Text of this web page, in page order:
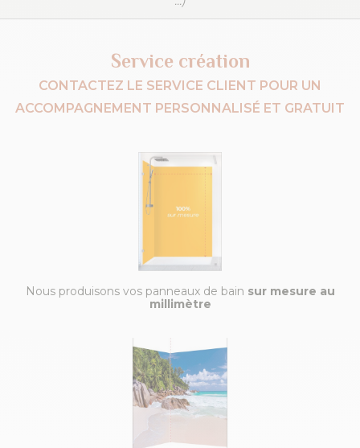
Service création
CONTACTEZ LE SERVICE CLIENT POUR UN
ACCOMPAGNEMENT PERSONNALISÉ ET GRATUIT
Nous produisons vos panneaux de bain sur mesure au
millimètre